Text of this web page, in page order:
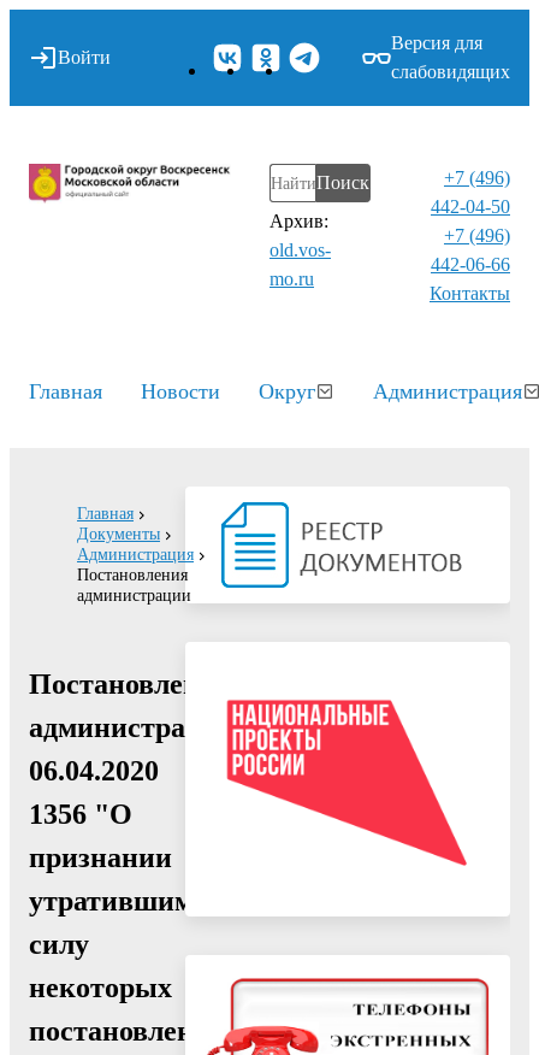
Войти
Версия для
слабовидящих
Поиск
Архив:
old.vos-
mo.ru
+7 (496)
442-04-50
+7 (496)
442-06-66
Контакты⁠
Главная Новости Округ Администрация
Главная
Документы
Администрация
Постановления
администрации
Постановление
администрации
06.04.2020
1356 "О
признании
утратившими
силу
некоторых
постановлений